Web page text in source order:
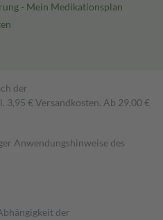
- Mein Medikationsplan
der
€ Versandkosten. Ab 29,00 €
Anwendungshinweise des
der